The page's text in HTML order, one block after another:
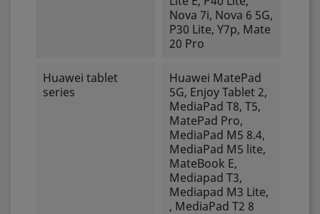
Nova 7i, Nova 6 5G,
P30 Lite, Y7p, Mate
20 Pro
Huawei tablet
series
Huawei MatePad
5G, Enjoy Tablet 2,
MediaPad T8, T5,
MatePad Pro,
MediaPad M5 8.4,
MediaPad M5 lite,
MateBook E,
Mediapad T3,
Mediapad M3 Lite,
, MediaPad T2 8